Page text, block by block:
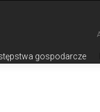
gospodarcze